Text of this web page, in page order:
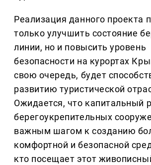
Реализация данного проекта
только улучшить состояние
линии, но и повысить уровень
безопасности на курортах
свою очередь, будет
развитию туристической
Ожидается, что капитальный
берегоукрепительных
важным шагом к созданию
комфортной и безопасной
кто посещает этот